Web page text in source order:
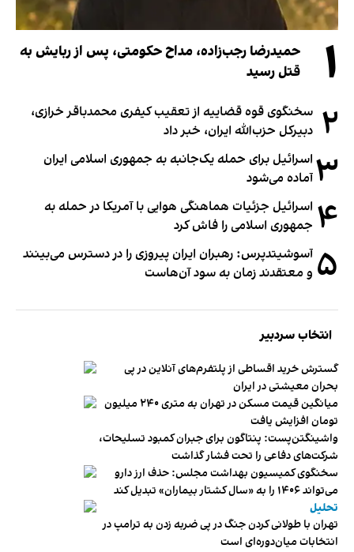
۱
حمیدرضا رجب‌زاده، مداح حکومتی، پس از ربایش به
قتل رسید
۲ سخنگوی قوه قضاییه از تعقیب کیفری محمدباقر خرازی،
دبیر‌کل حزب‌الله ایران، خبر داد
۳ اسرائیل برای حمله یک‌جانبه به جمهوری اسلامی ایران
آماده می‌شود
۴ اسرائیل جزئیات هماهنگی هوایی با آمریکا در حمله به
جمهوری اسلامی را فاش کرد
۵ آسوشیتدپرس: رهبران ایران پیروزی را در دسترس می‌بینند
و معتقدند زمان به سود آن‌هاست
انتخاب سردبیر
گسترش خرید اقساطی از پلتفرم‌های آنلاین در پی
بحران معیشتی در ایران
میانگین قیمت مسکن در تهران به متری ۲۴۰ میلیون
تومان افزایش یافت
واشینگتن‌پست: پنتاگون برای جبران کمبود تسلیحات،
شرکت‌های دفاعی را تحت فشار گذاشت
سخنگوی کمیسیون بهداشت مجلس: حذف ارز دارو
می‌تواند ۱۴۰۶ را به «سال کشتار بیماران» تبدیل کند
تحلیل
تهران با طولانی کردن جنگ در پی ضربه زدن به ترامپ در
انتخابات میان‌دوره‌ای است